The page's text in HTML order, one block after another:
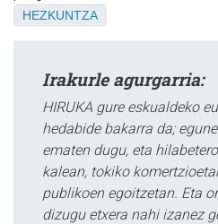
HEZKUNTZA
Irakurle agurgarria:
HIRUKA gure eskualdeko
hedabide bakarra da;
ematen dugu, eta
kalean, tokiko
publikoen egoitzetan. Eta
dizugu etxera nahi izanez